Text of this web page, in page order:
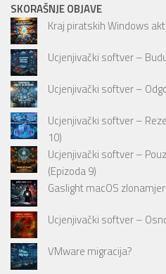
SKORAŠNJE OBJAVE
Kraj piratskih Windows
Ucjenjivački softver –
Ucjenjivački softver –
Ucjenjivački softver –
10)
Ucjenjivački softver –
(Epizoda 9)
Gaslight macOS
Ucjenjivački softver –
VMware migracija?